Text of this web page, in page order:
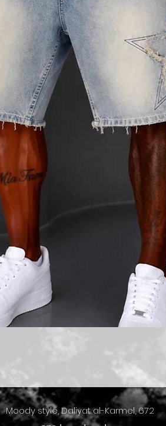
Moody style, Daliyat al-Karmel, 672